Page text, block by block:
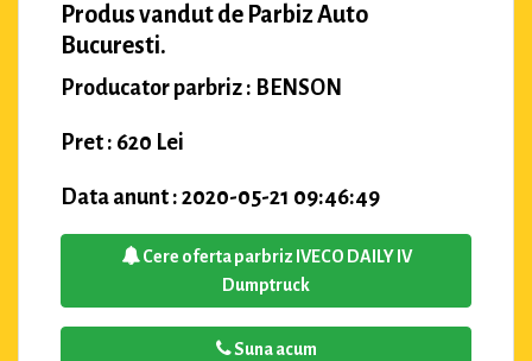
Produs vandut de Parbiz Auto
Bucuresti.
Producator parbriz : BENSON
Pret : 620 Lei
Data anunt : 2020-05-21 09:46:49
Cere oferta parbriz IVECO DAILY IV
Dumptruck
Suna acum